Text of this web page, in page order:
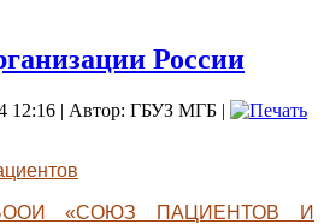
России
12:16 | Автор: ГБУЗ МГБ |
«СОЮЗ ПАЦИЕНТОВ И